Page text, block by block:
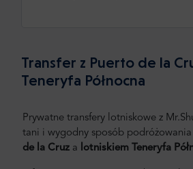
Transfer z Puerto de la
Teneryfa Północna
Prywatne transfery lotniskowe z
tani i wygodny sposób
de la Cruz a lotniskiem Teneryfa